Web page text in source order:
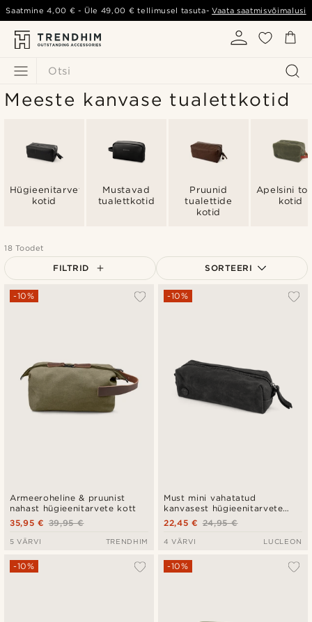
Otsi
Saatmine4,00 € - Üle 49,00 € tellimusel tasuta-Vaata saatmisvõimalusi
Meeste kanvase tualettkotid
Hügieenitarvete
kotid
Mustavad
tualettkotid
Pruunid
tualettide
kotid
Apelsini
kotid
18 Toodet
FILTRID SORTEERI
Populaarsed
Armeeroheline & pruunist
nahast hügieenitarvete kott
-10%
39,95 €
35,95 €
5 VÄRVI TRENDHIM
Must mini vahatatud
kanvasest hügieenitarvete
kott
-10%
24,95 €
22,45 €
4 VÄRVI LUCLEON
-10% -10%